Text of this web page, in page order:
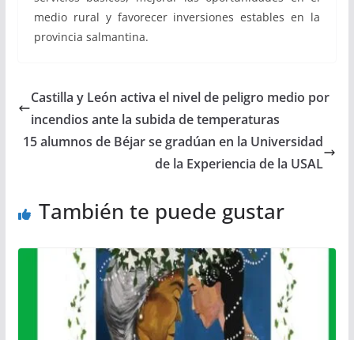
medio rural y favorecer inversiones estables en la
provincia salmantina.
Castilla y León activa el nivel de peligro medio por
incendios ante la subida de temperaturas
15 alumnos de Béjar se gradúan en la Universidad
de la Experiencia de la USAL
También te puede gustar